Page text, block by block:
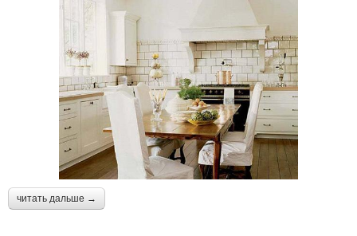
читать дальше →